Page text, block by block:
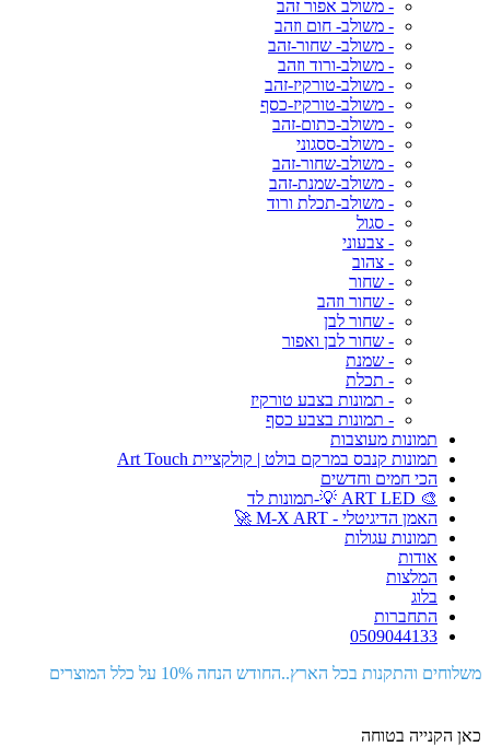
- משולב אפור זהב
- משולב- חום וזהב
- משולב- שחור-זהב
- משולב-ורוד וזהב
- משולב-טורקיז-זהב
- משולב-טורקיז-כסף
- משולב-כתום-זהב
- משולב-ססגוני
- משולב-שחור-זהב
- משולב-שמנת-זהב
- משולב-תכלת ורוד
- סגול
- צבעוני
- צהוב
- שחור
- שחור וזהב
- שחור לבן
- שחור לבן ואפור
- שמנת
- תכלת
- תמונות בצבע טורקיז
- תמונות בצבע כסף
תמונות מעוצבות
תמונות קנבס במרקם בולט | קולקציית Art Touch
הכי חמים וחדשים
🎨 ART LED 💡-תמונות לד
האמן הדיגיטלי - M-X ART 🚀
תמונות עגולות
אודות
המלצות
בלוג
התחברות
0509044133
משלוחים והתקנות בכל הארץ..החודש הנחה 10% על כלל המוצרים
כאן הקנייה בטוחה